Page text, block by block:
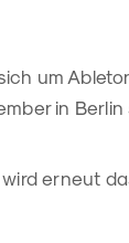
um
in
erneut